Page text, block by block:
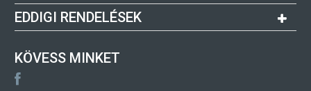
EDDIGI RENDELÉSEK
KÖVESS MINKET